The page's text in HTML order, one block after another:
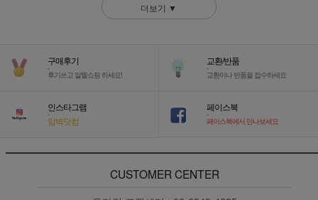
더보기 ▼
구매후기
-
후기쓰고 알뜰쇼핑 하세요!
교환/반품
-
교환이나 반품을 접수하세요
인스타그램
-
암벽닷컴
페이스북
-
페이스북에서 만나보세요
CUSTOMER CENTER